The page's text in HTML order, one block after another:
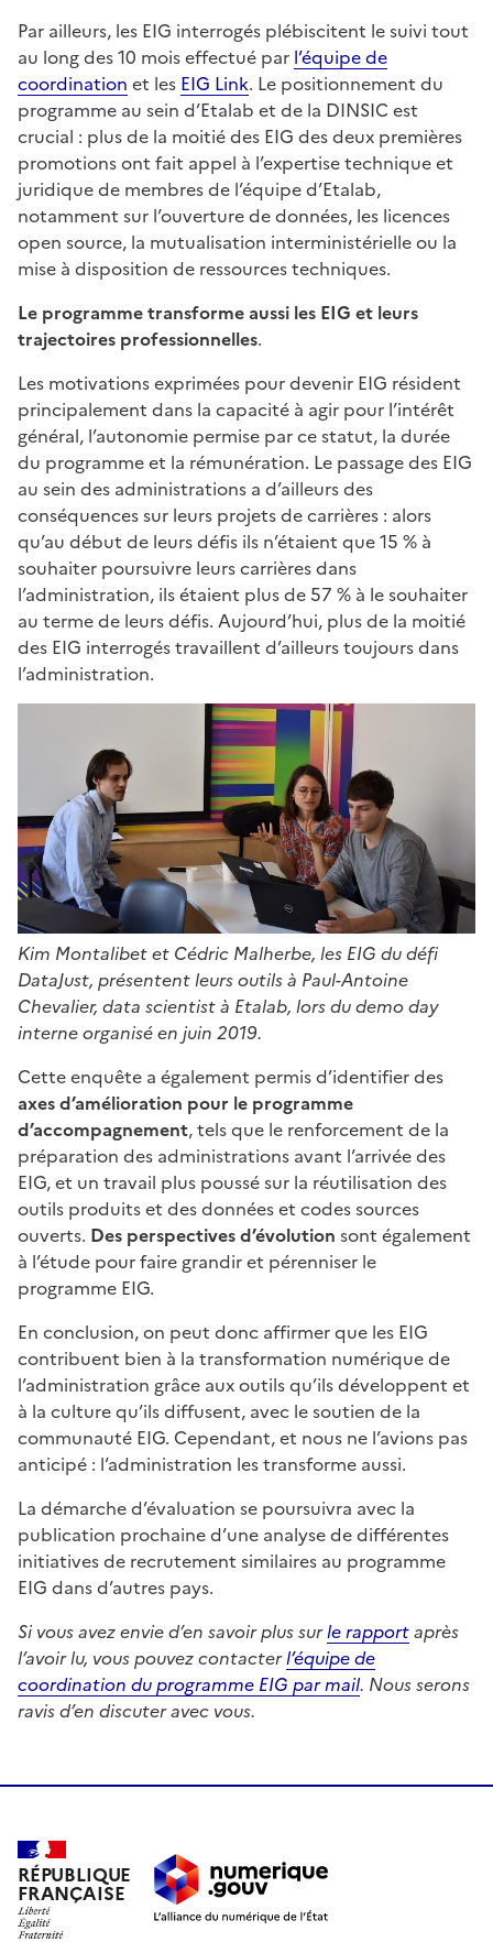
Par ailleurs, les EIG interrogés plébiscitent le suivi tout
au long des 10 mois effectué par l’équipe de
coordination et les EIG Link. Le positionnement du
programme au sein d’Etalab et de la DINSIC est
crucial : plus de la moitié des EIG des deux premières
promotions ont fait appel à l’expertise technique et
juridique de membres de l’équipe d’Etalab,
notamment sur l’ouverture de données, les licences
open source, la mutualisation interministérielle ou la
mise à disposition de ressources techniques.
Le programme transforme aussi les EIG et leurs
trajectoires professionnelles.
Les motivations exprimées pour devenir EIG résident
principalement dans la capacité à agir pour l’intérêt
général, l’autonomie permise par ce statut, la durée
du programme et la rémunération. Le passage des EIG
au sein des administrations a d’ailleurs des
conséquences sur leurs projets de carrières : alors
qu’au début de leurs défis ils n’étaient que 15 % à
souhaiter poursuivre leurs carrières dans
l’administration, ils étaient plus de 57 % à le souhaiter
au terme de leurs défis. Aujourd’hui, plus de la moitié
des EIG interrogés travaillent d’ailleurs toujours dans
l’administration.
Kim Montalibet et Cédric Malherbe, les EIG du défi
DataJust, présentent leurs outils à Paul-Antoine
Chevalier, data scientist à Etalab, lors du demo day
interne organisé en juin 2019.
Cette enquête a également permis d’identifier des
axes d’amélioration pour le programme
d’accompagnement, tels que le renforcement de la
préparation des administrations avant l’arrivée des
EIG, et un travail plus poussé sur la réutilisation des
outils produits et des données et codes sources
ouverts. Des perspectives d’évolution sont également
à l’étude pour faire grandir et pérenniser le
programme EIG.
En conclusion, on peut donc affirmer que les EIG
contribuent bien à la transformation numérique de
l’administration grâce aux outils qu’ils développent et
à la culture qu’ils diffusent, avec le soutien de la
communauté EIG. Cependant, et nous ne l’avions pas
anticipé : l’administration les transforme aussi.
La démarche d’évaluation se poursuivra avec la
publication prochaine d’une analyse de différentes
initiatives de recrutement similaires au programme
EIG dans d’autres pays.
Si vous avez envie d’en savoir plus surle rapportaprès
l’avoir lu, vous pouvez contacterl’équipe de
coordination du programme EIG par mail. Nous serons
ravis d’en discuter avec vous.
RÉPUBLIQUE
FRANÇAISE